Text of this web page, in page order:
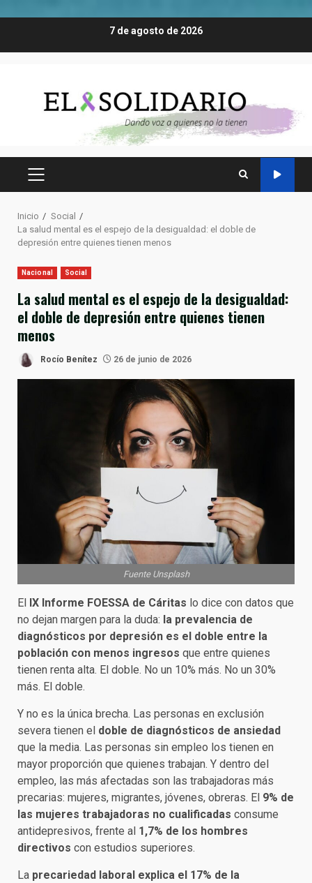
7 de agosto de 2026
MENÚ
Inicio
Social
La salud mental es el espejo de la desigualdad: el doble de
depresión entre quienes tienen menos
Nacional Social
La salud mental es el espejo de la desigualdad:
el doble de depresión entre quienes tienen
menos
Rocío Benítez 26 de junio de 2026
Fuente Unsplash
El IX Informe FOESSA de Cáritas lo dice con datos que
no dejan margen para la duda: la prevalencia de
diagnósticos por depresión es el doble entre la
población con menos ingresos que entre quienes
tienen renta alta. El doble. No un 10% más. No un 30%
más. El doble.
Y no es la única brecha. Las personas en exclusión
severa tienen el doble de diagnósticos de ansiedad
que la media. Las personas sin empleo los tienen en
mayor proporción que quienes trabajan. Y dentro del
empleo, las más afectadas son las trabajadoras más
precarias: mujeres, migrantes, jóvenes, obreras. El 9% de
las mujeres trabajadoras no cualificadas consume
antidepresivos, frente al 1,7% de los hombres
directivos con estudios superiores.
La precariedad laboral explica el 17% de la